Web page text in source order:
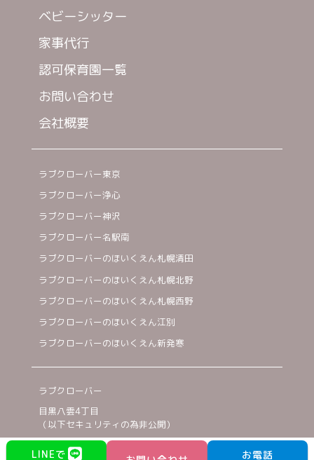
ベビーシッター
家事代行
認可保育園一覧
お問い合わせ
会社概要
ラブクローバー東京
ラブクローバー浄心
ラブクローバー神沢
ラブクローバー名駅南
ラブクローバーのほいくえん札幌清田
ラブクローバーのほいくえん札幌北野
ラブクローバーのほいくえん札幌西野
ラブクローバーのほいくえん江別
ラブクローバーのほいくえん新発寒
ラブクローバー
目黒八雲4丁目
（以下セキュリティの為非公開）
03-6432-2886
LINEで お電話